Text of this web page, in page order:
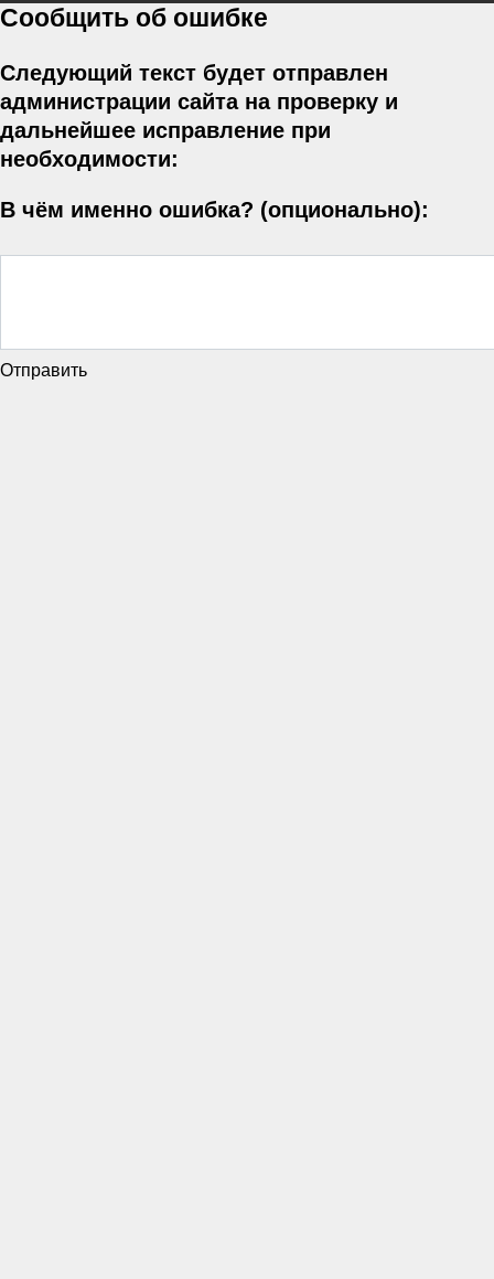
Сообщить об ошибке
Следующий текст будет отправлен
администрации сайта на проверку и
дальнейшее исправление при
необходимости:
В чём именно ошибка? (опционально):
Отправить